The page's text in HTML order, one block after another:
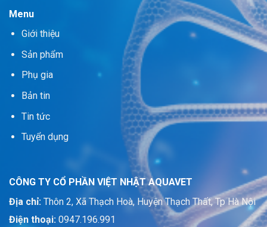
Menu
Giới thiệu
Sản phẩm
Phụ gia
Bản tin
Tin tức
Tuyển dụng
CÔNG TY CỔ PHẦN VIỆT NHẬT AQUAVET
Địa chỉ: Thôn 2, Xã Thạch Hoà, Huyện Thạch Thất, Tp Hà Nội
Điện thoại: 0947.196.991